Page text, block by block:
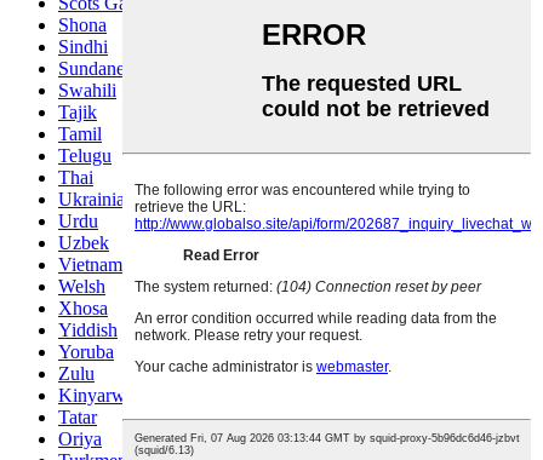
Shona
Sindhi
Sundanese
Swahili
Tajik
Tamil
Telugu
Thai
Ukrainian
Urdu
Uzbek
Vietnamese
Welsh
Xhosa
Yiddish
Yoruba
Zulu
Kinyarwanda
Tatar
Oriya